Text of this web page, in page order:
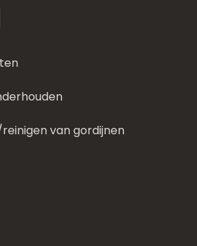
van gordijnen